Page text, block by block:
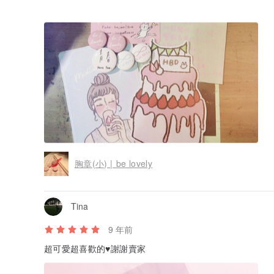
還有親筆小卡很用心QQ
我很喜歡妳的畫風
出新品也會繼續支持的~~~
♡(*´∀｀*)(*´∀｀*)♡
胸章(小) | be lovely
Tina
9 年前
超可愛超喜歡的♥️謝謝賣家